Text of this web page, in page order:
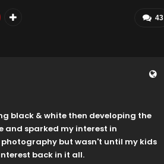
43
black & white then developing the
and sparked my interest in
but wasn't until my kids
back in it all.